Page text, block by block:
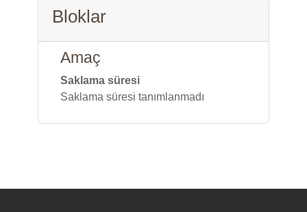
Bloklar
Amaç
Saklama süresi
Saklama süresi tanımlanmadı